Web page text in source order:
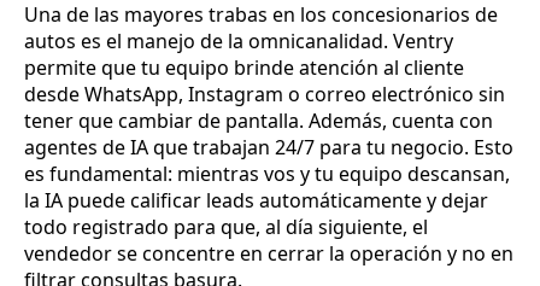
Una de las mayores trabas en los concesionarios de
autos es el manejo de la omnicanalidad. Ventry
permite que tu equipo brinde atención al cliente
desde WhatsApp, Instagram o correo electrónico sin
tener que cambiar de pantalla. Además, cuenta con
agentes de IA que trabajan 24/7 para tu negocio. Esto
es fundamental: mientras vos y tu equipo descansan,
la IA puede calificar leads automáticamente y dejar
todo registrado para que, al día siguiente, el
vendedor se concentre en cerrar la operación y no en
filtrar consultas basura.